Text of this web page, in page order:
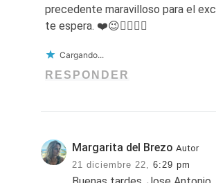
precedente maravilloso para el
te espera. ❤️😉👍🏼🥂🍻
Cargando...
RESPONDER
Margarita del Brezo Autor
21 diciembre 22,
6:29 pm